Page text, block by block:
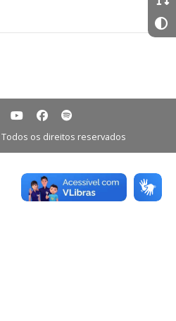
Todos os direitos reservados